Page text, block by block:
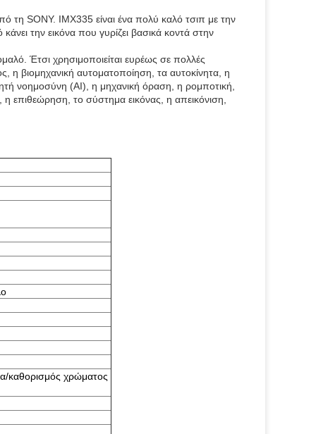
τη SONY. IMX335 είναι ένα πολύ καλό τσιπ με την
την εικόνα που γυρίζει βασικά κοντά στην
Έτσι χρησιμοποιείται ευρέως σε πολλές
βιομηχανική αυτοματοποίηση, τα αυτοκίνητα, η
νοημοσύνη (AI), η μηχανική όραση, η ρομποτική,
επιθεώρηση, το σύστημα εικόνας, η απεικόνιση,
καθορισμός χρώματος